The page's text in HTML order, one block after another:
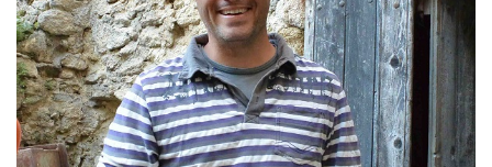
エ・リボ/ジャン・クロード・ラパリュ/ラピエール/ジャック・ラ
セーニュ/アレキサンドル・バンなど（変更の可能性あり） クラ
ブ・パッション・デュ・ヴァン 竹下 （筆）